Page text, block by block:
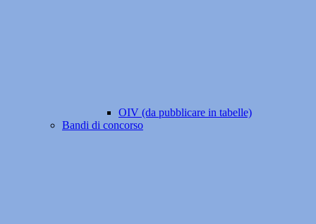
OIV (da pubblicare in tabelle)
Bandi di concorso